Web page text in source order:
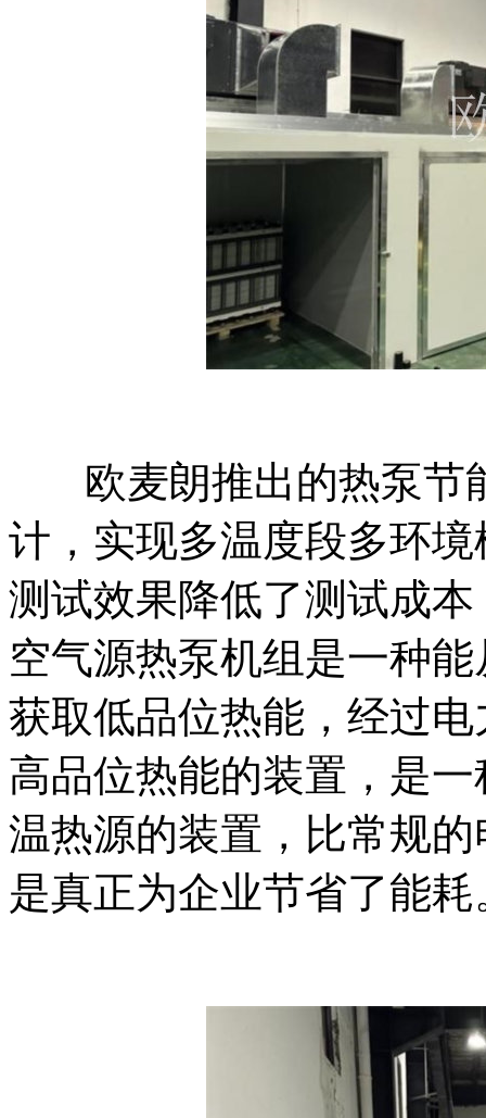
欧麦朗推出的热泵节
计，实现多温度段多环
测试效果降低了测试成
空气源热泵机组是一种
获取低品位热能，经过
高品位热能的装置，是
温热源的装置，比常规
是真正为企业节省了能耗